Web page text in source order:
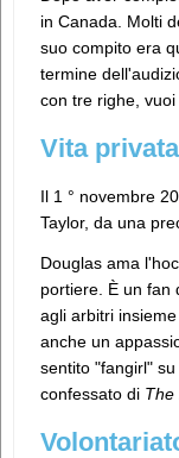
in Canada. Molti
suo compito era
termine
con tre righe,
Vita privata
Il 1 ° novembre
Taylor, da una
Douglas ama
portiere. È un fan
agli arbitri
anche un
sentito "fangirl"
confessato di The